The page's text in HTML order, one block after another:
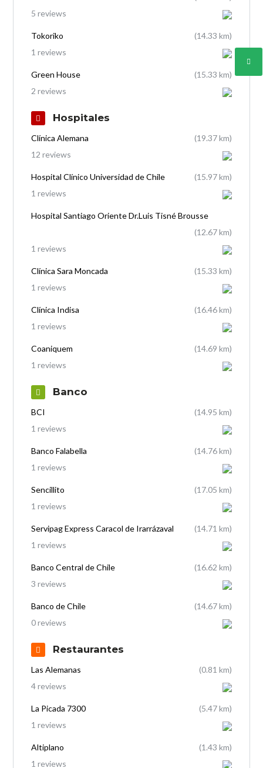
5 reviews
Tokoriko
(14.33 km)
1 reviews
Green House
(15.33 km)
2 reviews
Hospitales
Clínica Alemana
(19.37 km)
12 reviews
Hospital Clínico Universidad de Chile
(15.97 km)
1 reviews
Hospital Santiago Oriente Dr.Luis Tisné Brousse
(12.67 km)
1 reviews
Clínica Sara Moncada
(15.33 km)
1 reviews
Clínica Indisa
(16.46 km)
1 reviews
Coaniquem
(14.69 km)
1 reviews
Banco
BCI
(14.95 km)
1 reviews
Banco Falabella
(14.76 km)
1 reviews
Sencillito
(17.05 km)
1 reviews
Servipag Express Caracol de Irarrázaval
(14.71 km)
1 reviews
Banco Central de Chile
(16.62 km)
3 reviews
Banco de Chile
(14.67 km)
0 reviews
Restaurantes
Las Alemanas
(0.81 km)
4 reviews
La Picada 7300
(5.47 km)
1 reviews
Altiplano
(1.43 km)
1 reviews